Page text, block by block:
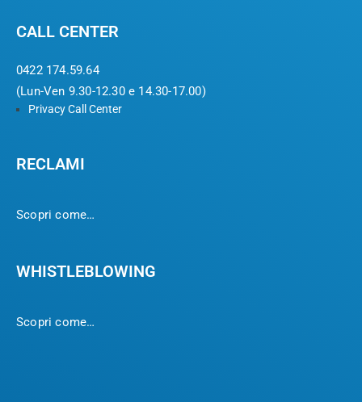
CALL CENTER
0422 174.59.64
(Lun-Ven 9.30-12.30 e 14.30-17.00)
Privacy Call Center
RECLAMI
Scopri come…
WHISTLEBLOWING
Scopri come…